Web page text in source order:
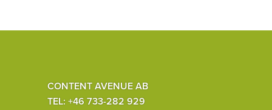
CONTENT AVENUE AB
TEL: +46 733-282 929